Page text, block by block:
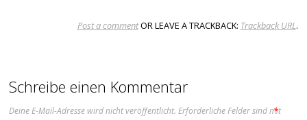
Post a commentOR LEAVE A TRACKBACK: Trackback URL.
Schreibe einen Kommentar
Deine E-Mail-Adresse wird nicht veröffentlicht. Erforderliche Felder sind mit
*